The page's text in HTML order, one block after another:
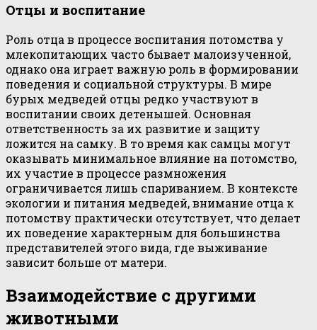
Отцы и воспитание
Роль отца в процессе воспитания потомства у
млекопитающих часто бывает малоизученной,
однако она играет важную роль в формировании
поведения и социальной структуры. В мире
бурых медведей отцы редко участвуют в
воспитании своих детенышей. Основная
ответственность за их развитие и защиту
ложится на самку. В то время как самцы могут
оказывать минимальное влияние на потомство,
их участие в процессе размножения
ограничивается лишь спариванием. В контексте
экологии и питания медведей, внимание отца к
потомству практически отсутствует, что делает
их поведение характерным для большинства
представителей этого вида, где выживание
зависит больше от матери.
Взаимодействие с другими
животными